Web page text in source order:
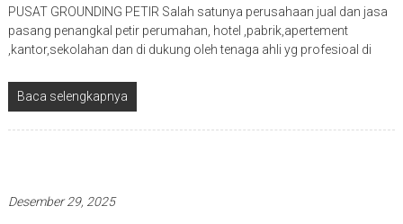
PUSAT GROUNDING PETIR Salah satunya perusahaan jual dan jasa
pasang penangkal petir perumahan, hotel ,pabrik,apertement
,kantor,sekolahan dan di dukung oleh tenaga ahli yg profesioal di
Baca selengkapnya
Desember 29, 2025